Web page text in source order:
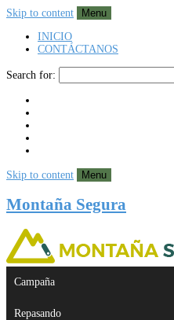
Skip to content
Menu
INICIO
CONTÁCTANOS
Search for:
Skip to content Menu
Montaña Segura
Campaña
Repasando